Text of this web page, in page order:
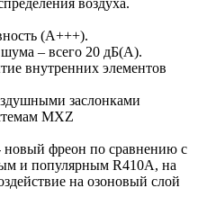
(А+++).
– всего 20 дБ(А).
внутренних элементов
заслонками
MXZ
новый фреон по сравнению с
и популярным R410A, на
на озоновый слой